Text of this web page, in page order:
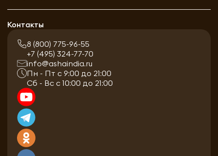
Контакты
8 (800) 775-96-55
+7 (495) 324-77-70
info@ashaindia.ru
Пн - Пт с 9:00 до 21:00
Сб - Вс с 10:00 до 21:00